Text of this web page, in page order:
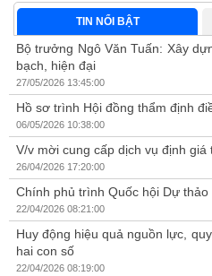
TIN NỔI BẬT
Bộ trưởng Ngô Văn Tuấn: Xây
bạch, hiện đại
27/05/2026 13:45:00
Hồ sơ trình Hội đồng thẩm định
06/05/2026 10:38:00
V/v mời cung cấp dịch vụ định giá
26/04/2026 17:20:00
Chính phủ trình Quốc hội Dự
22/04/2026 08:21:00
Huy động hiệu quả nguồn lực,
hai con số
22/04/2026 08:19:00